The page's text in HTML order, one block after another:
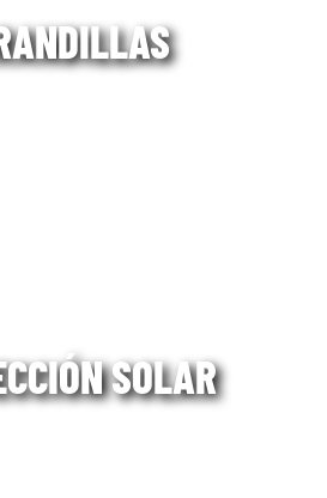
SOLAR